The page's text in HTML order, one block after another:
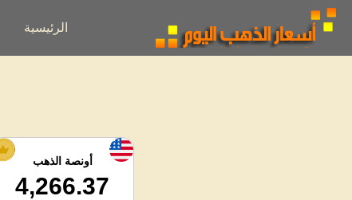
الرئيسية
أونصة الذهب
4,266.37